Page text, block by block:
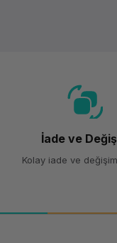
İade ve
Kolay iade ve